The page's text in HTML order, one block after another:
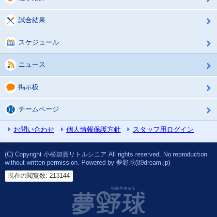
試合結果
スケジュール
ニュース
掲示板
チームページ
お問い合わせ 個人情報保護方針 スタッフ用ログイン
(C) Copyright 小松加賀リトルシニア All rights reserved. No reproduction
without written permission. Powered by 夢野球(89dream.jp)
現在の閲覧数: 213144